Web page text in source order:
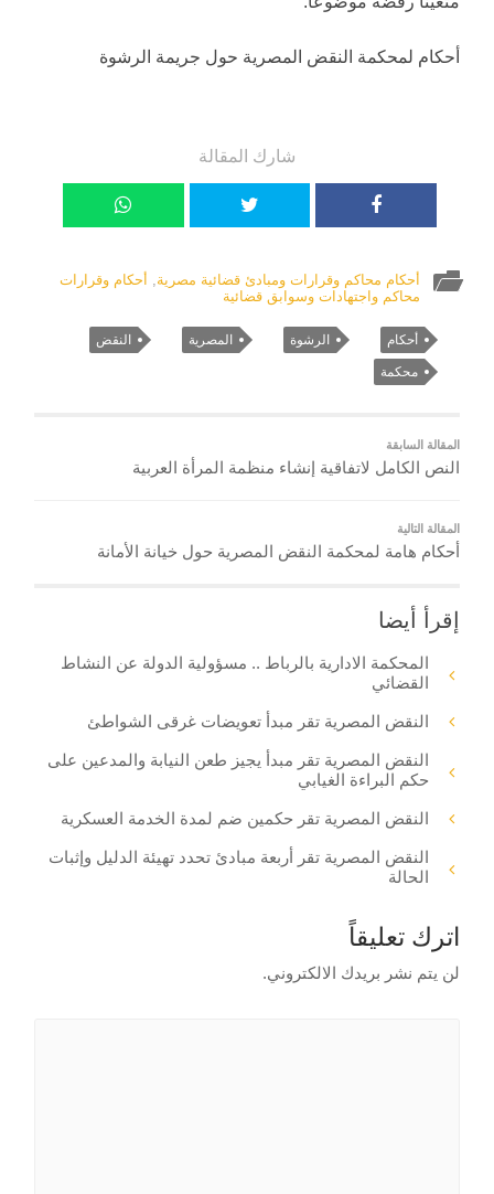
أحكام لمحكمة النقض المصرية حول جريمة الرشوة
شارك المقالة
أحكام محاكم وقرارات ومبادئ قضائية مصرية
أحكام وقرارات
محاكم واجتهادات وسوابق قضائية
أحكام الرشوة المصرية النقض
محكمة
المقالة السابقة
النص الكامل لاتفاقية إنشاء منظمة المرأة العربية
المقالة التالية
أحكام هامة لمحكمة النقض المصرية حول خيانة الأمانة
إقرأ أيضا
المحكمة الادارية بالرباط .. مسؤولية الدولة عن النشاط
القضائي
النقض المصرية تقر مبدأ تعويضات غرقى الشواطئ
النقض المصرية تقر مبدأ يجيز طعن النيابة والمدعين على
حكم البراءة الغيابي
النقض المصرية تقر حكمين ضم لمدة الخدمة العسكرية
النقض المصرية تقر أربعة مبادئ تحدد تهيئة الدليل وإثبات
الحالة
اترك تعليقاً
لن يتم نشر بريدك الالكتروني.